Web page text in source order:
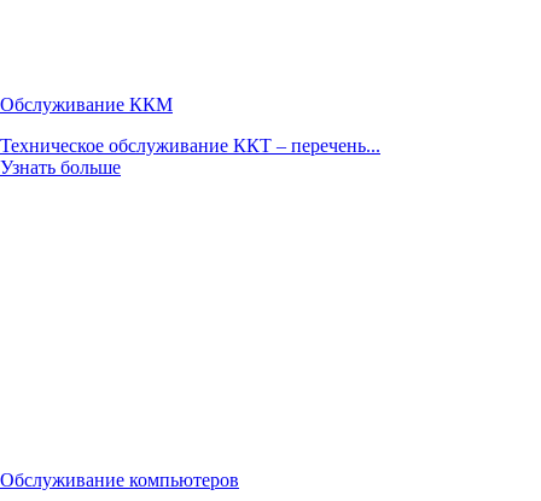
Обслуживание ККМ
Техническое обслуживание ККТ – перечень...
Узнать больше
Обслуживание компьютеров